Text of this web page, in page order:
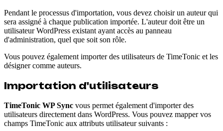
Pendant le processus d'importation, vous devez choisir un auteur qui
sera assigné à chaque publication importée. L'auteur doit être un
utilisateur WordPress existant ayant accès au panneau
d'administration, quel que soit son rôle.
Vous pouvez également importer des utilisateurs de TimeTonic et les
désigner comme auteurs.
Importation d'utilisateurs
TimeTonic WP Sync vous permet également d'importer des
utilisateurs directement dans WordPress. Vous pouvez mapper vos
champs TimeTonic aux attributs utilisateur suivants :